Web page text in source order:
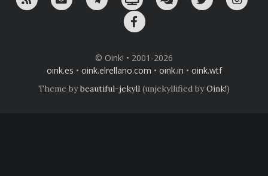
© Oink! • 2001-2026
oink.es • oink.elrellano.com • oink.in • oink.wtf
Theme bybeautiful-jekyll (unjekyllified byOink!)